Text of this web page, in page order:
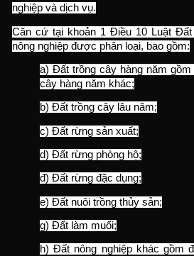
nghiệp và dịch vụ.
Căn cứ tại khoản 1 Điều 10 Luật Đất
nông nghiệp được phân loại, bao gồm:
a) Đất trồng cây hàng năm
cây hàng năm khác;
b) Đất trồng cây lâu năm;
c) Đất rừng sản xuất;
d) Đất rừng phòng hộ;
đ) Đất rừng đặc dụng;
e) Đất nuôi trồng thủy sản;
g) Đất làm muối;
h) Đất nông nghiệp khác gồm